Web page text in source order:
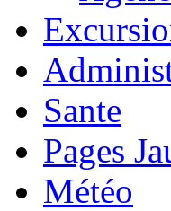
Sante
Pages
Météo